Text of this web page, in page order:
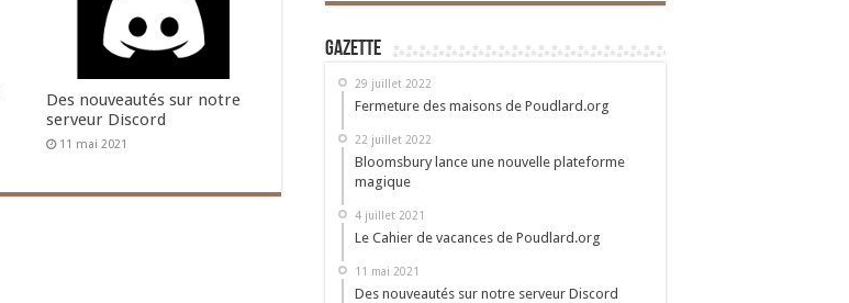
Des nouveautés sur notre
serveur Discord
11 mai 2021
Gazette
29 juillet 2022
Fermeture des maisons de Poudlard.org
22 juillet 2022
Bloomsbury lance une nouvelle plateforme
magique
4 juillet 2021
Le Cahier de vacances de Poudlard.org
11 mai 2021
Des nouveautés sur notre serveur Discord